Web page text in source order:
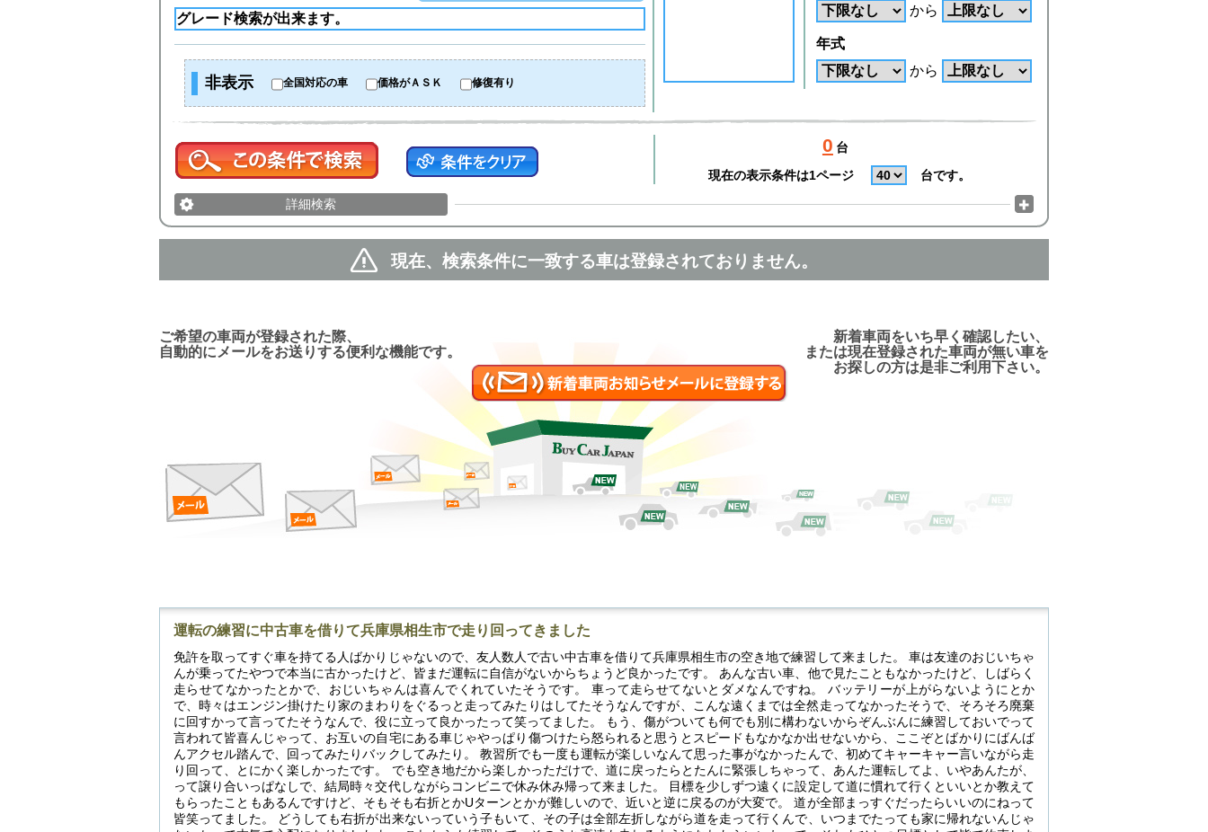
非表示 全国対応の車 価格がＡＳＫ 修復有り
から
年式
から
0 台
現在の表示条件は1ページ
台です。
詳細検索
現在、検索条件に一致する車は登録されておりません。
新着車両をいち早く確認したい、
または現在登録された車両が無い車を
お探しの方は是非ご利用下さい。
ご希望の車両が登録された際、
自動的にメールをお送りする便利な機能です。
運転の練習に中古車を借りて兵庫県相生市で走り回ってきました
免許を取ってすぐ車を持てる人ばかりじゃないので、友人数人で古い中古車を借りて兵庫県相生市の空き地で練習して来ました。 車は友達のおじいちゃ
んが乗ってたやつで本当に古かったけど、皆まだ運転に自信がないからちょうど良かったです。 あんな古い車、他で見たこともなかったけど、しばらく
走らせてなかったとかで、おじいちゃんは喜んでくれていたそうです。 車って走らせてないとダメなんですね。 バッテリーが上がらないようにとか
で、時々はエンジン掛けたり家のまわりをぐるっと走ってみたりはしてたそうなんですが、こんな遠くまでは全然走ってなかったそうで、そろそろ廃棄
に回すかって言ってたそうなんで、役に立って良かったって笑ってました。 もう、傷がついても何でも別に構わないからぞんぶんに練習しておいでって
言われて皆喜んじゃって、お互いの自宅にある車じゃやっぱり傷つけたら怒られると思うとスピードもなかなか出せないから、ここぞとばかりにばんば
んアクセル踏んで、回ってみたりバックしてみたり。 教習所でも一度も運転が楽しいなんて思った事がなかったんで、初めてキャーキャー言いながら走
り回って、とにかく楽しかったです。 でも空き地だから楽しかっただけで、道に戻ったらとたんに緊張しちゃって、あんた運転してよ、いやあんたが、
って譲り合いっぱなしで、結局時々交代しながらコンビニで休み休み帰って来ました。 目標を少しずつ遠くに設定して道に慣れて行くといいとか教えて
もらったこともあるんですけど、そもそも右折とかUターンとかが難しいので、近いと逆に戻るのが大変で。 道が全部まっすぐだったらいいのにねって
皆笑ってました。 どうしても右折が出来ないっていう子もいて、その子は全部左折しながら道を走って行くんで、いつまでたっても家に帰れないんじゃ